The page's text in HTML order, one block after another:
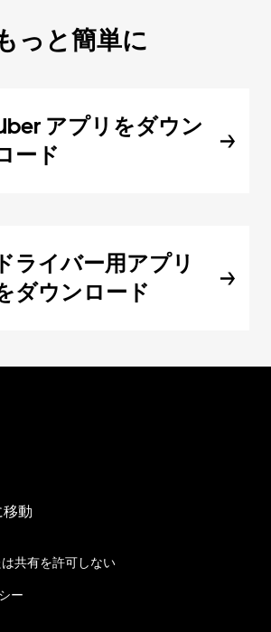
っと簡単に
アプリをダウン
ード
ドライバー用アプリ
ダウンロード
動
共有を許可しない
ー